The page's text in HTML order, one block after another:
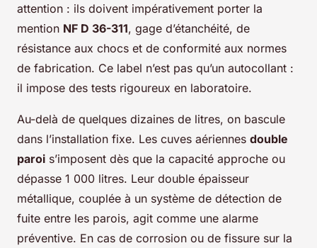
attention : ils doivent impérativement porter la
mention NF D 36-311, gage d’étanchéité, de
résistance aux chocs et de conformité aux normes
de fabrication. Ce label n’est pas qu’un autocollant :
il impose des tests rigoureux en laboratoire.
Au-delà de quelques dizaines de litres, on bascule
dans l’installation fixe. Les cuves aériennes double
paroi s’imposent dès que la capacité approche ou
dépasse 1 000 litres. Leur double épaisseur
métallique, couplée à un système de détection de
fuite entre les parois, agit comme une alarme
préventive. En cas de corrosion ou de fissure sur la